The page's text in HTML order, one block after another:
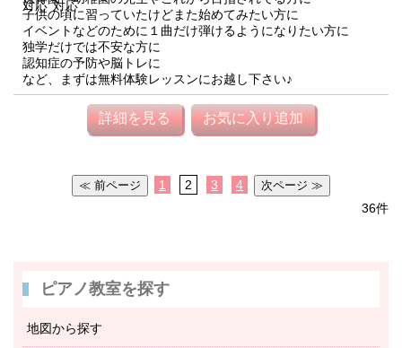
子供の頃に習っていたけどまた始めてみたい方に
イベントなどのために１曲だけ弾けるようになりたい方に
独学だけでは不安な方に
認知症の予防や脳トレに
など、まずは無料体験レッスンにお越し下さい♪
詳細を見る お気に入り追加
1 2 3
4
36件
ピアノ教室を探す
地図から探す